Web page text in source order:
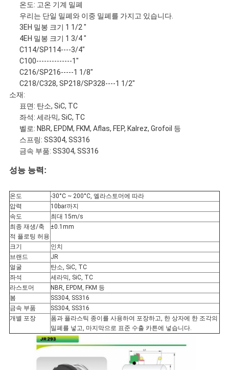
인
용
문
을
요
구
하
세
요
사
이
트
맵
PRIVACY
온도: 고온 기계 밀폐
우리는 단일 밀폐와 이중 밀폐를 가지고 있습니다.
3EH 밀봉 크기 1 1/2 "
4EH 밀봉 크기 1 3/4 "
C114/SP114----3/4"
C100--------------1"
C216/SP216-----1 1/8"
C218/C328, SP218/SP328----1 1/2"
소재:
표면: 탄소, SiC, TC
좌석: 세라믹, SiC, TC
벨로: NBR, EPDM, FKM, Aflas, FEP, Kalrez, Grofoil 등
스프링: SS304, SS316
금속 부품: SS304, SS316
성능 능력:
온도
-30°C ~ 200°C, 엘라스토머에 따라
압력
10bar까지
속도
최대 15m/s
최종 재생/축
적 플로팅 허용
±0.1mm
크기
인치
브랜드
JR
얼굴
탄소, SiC, TC
좌석
세라믹, SiC, TC
라스토머
NBR, EPDM, FKM 등
봄
SS304, SS316
금속 부품
SS304, SS316
개별 포장
폼과 플라스틱 종이를 사용하여 포장하고, 한 상자에 한 조각의
밀폐를 넣고, 마지막으로 표준 수출 카튼에 넣습니다.